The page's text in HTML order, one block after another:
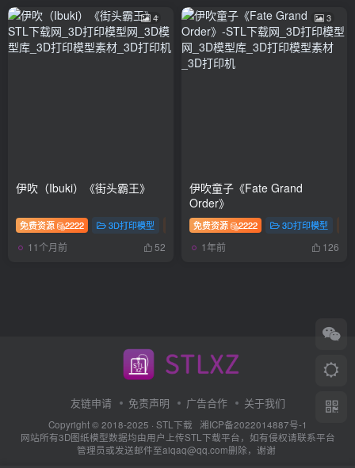
4
伊吹（Ibuki）《街头霸王》
免费资源 2222 3D打印模型 手办 游戏
11个月前 52
3
伊吹童子《Fate Grand
Order》
免费资源 2222 3D打印模型
1年前 126
友链申请 免责声明 广告合作 关于我们
Copyright © 2018-2025 · STL下载
湘ICP备2022014887号-1
网站所有3D图纸模型数据均由用户上传STL下载平台，如有侵权请联系平台
管理员或发送邮件至aiqaq@qq.com删除，谢谢